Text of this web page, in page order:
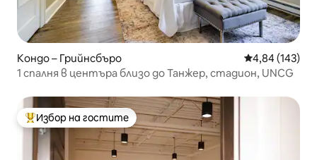
Кондо – Грийнсбъро Средна
4,84 (143)
1 спалня в центъра близо до Танжер, стадион, UNCG
Най-популярен избор на гостите
Избор на гостите